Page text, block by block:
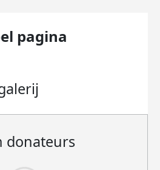
pagina
donateurs